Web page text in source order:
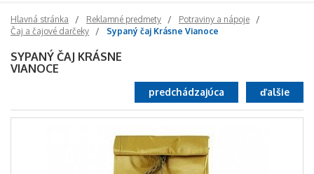
Hlavná stránka Reklamné predmety
Potraviny a nápoje
Čaj a čajové darčeky
Sypaný čaj Krásne Vianoce
SYPANÝ ČAJ KRÁSNE
VIANOCE
ďalšie
predchádzajúca